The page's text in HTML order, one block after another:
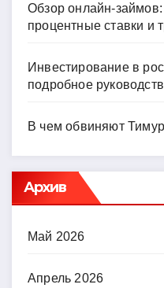
Обзор онлайн-
процентные ставки и
Инвестирование в
подробное
В чем обвиняют
Архив
Май 2026
Апрель 2026